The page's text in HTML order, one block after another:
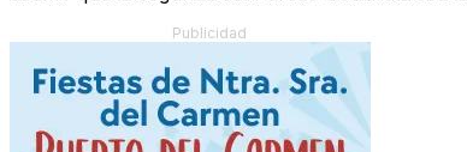
Publicidad